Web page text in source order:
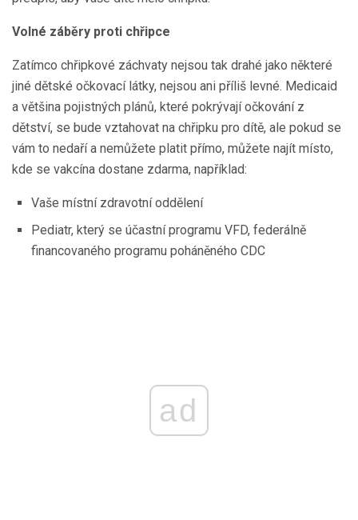
Volné záběry proti chřipce
Zatímco chřipkové záchvaty nejsou tak drahé jako některé
jiné dětské očkovací látky, nejsou ani příliš levné. Medicaid
a většina pojistných plánů, které pokrývají očkování z
dětství, se bude vztahovat na chřipku pro dítě, ale pokud se
vám to nedaří a nemůžete platit přímo, můžete najít místo,
kde se vakcína dostane zdarma, například:
Vaše místní zdravotní oddělení
Pediatr, který se účastní programu VFD, federálně
financovaného programu poháněného CDC
ad